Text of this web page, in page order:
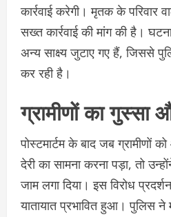
कार्रवाई करेगी। मृतक के परिवार
सख्त कार्रवाई की मांग की है।
अन्य साक्ष्य जुटाए गए हैं, जिससे
कर रही है।
ग्रामीणों का
पोस्टमार्टम के बाद जब ग्रामीणों को
देरी का सामना करना पड़ा, तो
जाम लगा दिया। इस विरोध
यातायात प्रभावित हुआ। पुलिस ने